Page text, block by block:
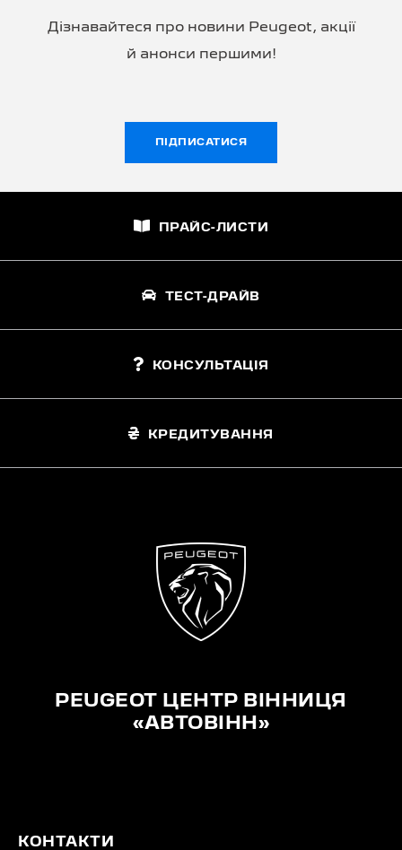
Дізнавайтеся про новини Peugeot, акції
й анонси першими!
ПІДПИСАТИСЯ
ПРАЙС-ЛИСТИ
ТЕСТ-ДРАЙВ
КОНСУЛЬТАЦІЯ
КРЕДИТУВАННЯ
PEUGEOT ЦЕНТР ВІННИЦЯ
«АВТОВІНН»
КОНТАКТИ